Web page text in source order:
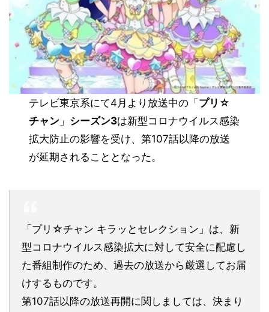
テレビ東京系にて4月より放送中の「プリ☆
チャン 」 シーズン3は新型コロナウイルス感染
拡大防止の影響を受け、第107話以降の放送
が延期されることとなった。
「プリ☆チャン キラッとセレクション」は、新
型コロナウイルス感染拡大に対して安全に配慮し
た番組制作のため、過去の放送から厳選してお届
けするものです。
第107話以降の放送再開に関しましては、決まり